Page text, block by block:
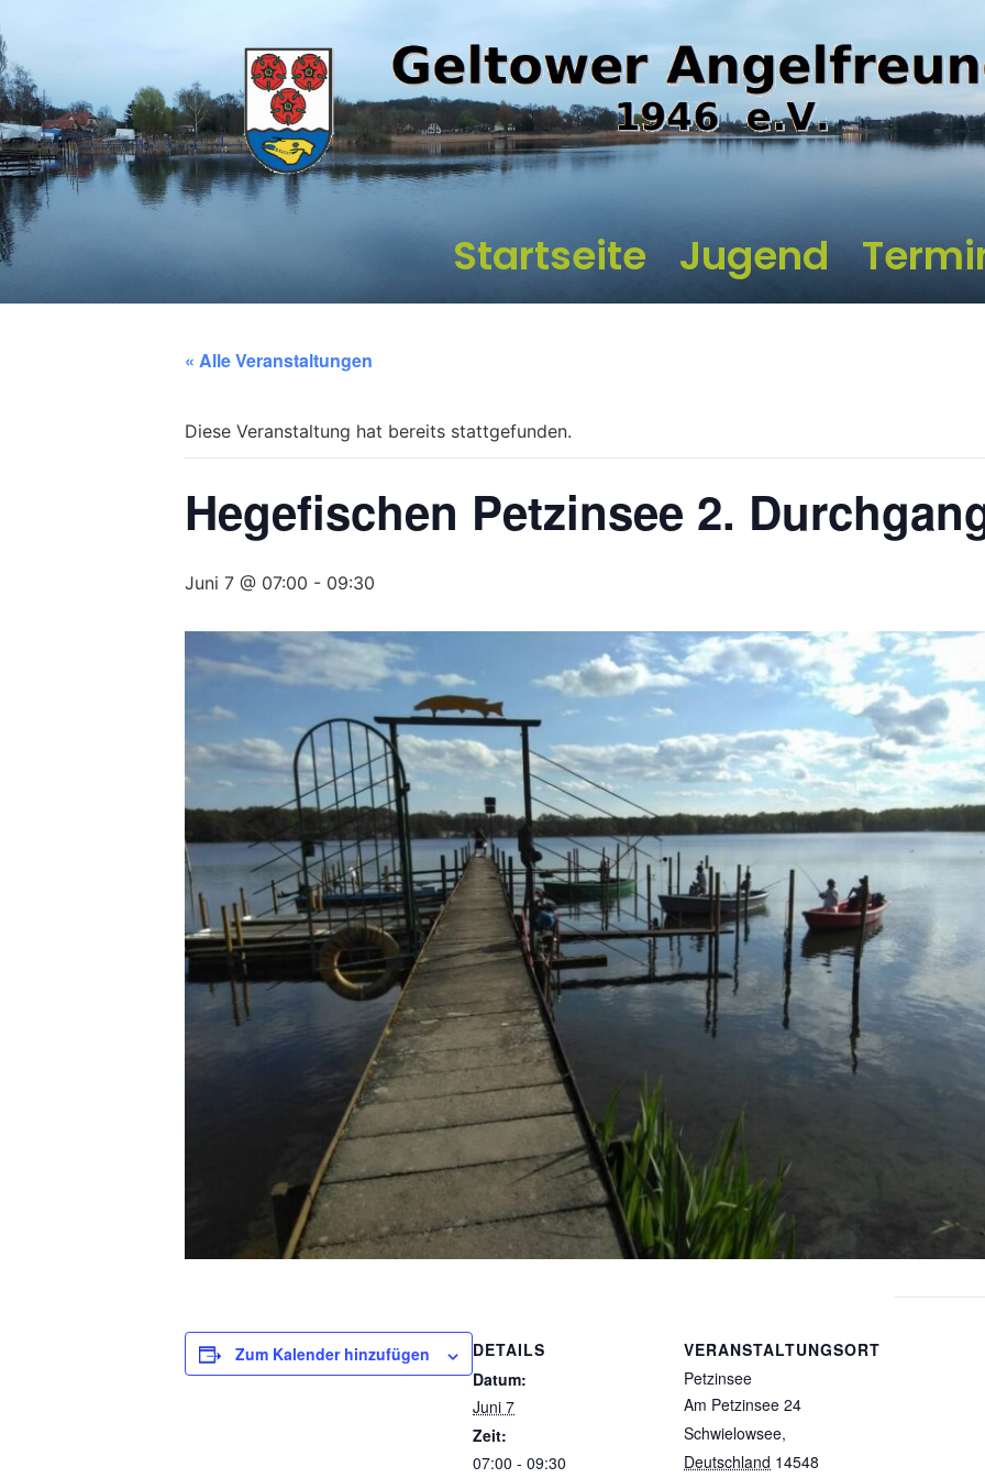
Startseite Jugend
« Alle Veranstaltungen
Diese Veranstaltung hat bereits stattgefunden.
Hegefischen Petzinsee 2.
Juni 7 @ 07:00 - 09:30
Zum Kalender hinzufügen
DETAILS
Datum:
Juni 7
Zeit:
07:00 - 09:30
VERANSTALTUNGSORT
Petzinsee
Am Petzinsee 24
Schwielowsee,
Deutschland 14548